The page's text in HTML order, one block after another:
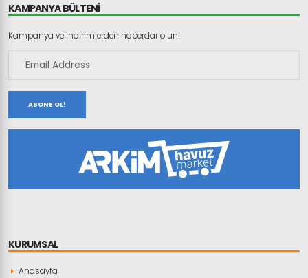
KAMPANYA BÜLTENİ
Kampanya ve indirimlerden haberdar olun!
ABONE OL!
KURUMSAL
Anasayfa